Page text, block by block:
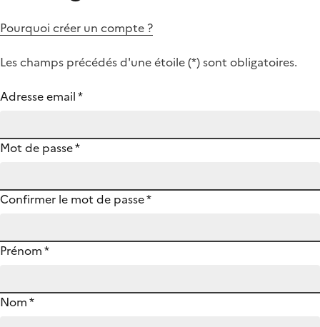
Pourquoi créer un compte ?
Les champs précédés d'une étoile (*) sont obligatoires.
Adresse email*
Mot de passe*
Confirmer le mot de passe*
Prénom*
Nom*